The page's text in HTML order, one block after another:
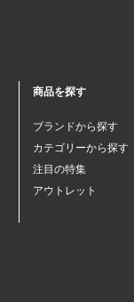
商品を探す
ブランドから探す
カテゴリーから探す
注目の特集
アウトレット